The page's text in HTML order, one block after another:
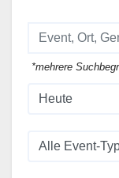
*mehrere